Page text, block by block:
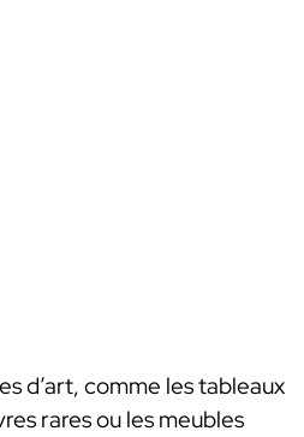
d’art, comme les tableaux
rares ou les meubles